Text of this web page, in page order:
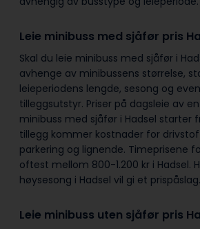
Leie minibuss med sjåfør pris
Skal du leie minibuss med sjåfør i
avhenge av minibussens størrelse,
leieperiodens lengde, sesong og
tilleggsutstyr. Priser på dagsleie av
minibuss med sjåfør i Hadsel starter
tillegg kommer kostnader for
parkering og lignende. Timeprisene
oftest mellom 800-1.200 kr i Hadsel.
høysesong i Hadsel vil gi et prispåslag.
Leie minibuss uten sjåfør pris